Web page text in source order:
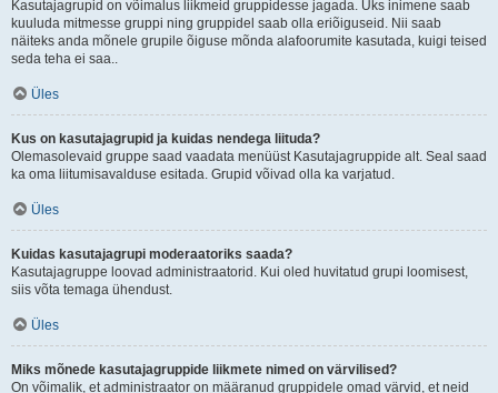
Kasutajagrupid on võimalus liikmeid gruppidesse jagada. Üks inimene saab
kuuluda mitmesse gruppi ning gruppidel saab olla eriõiguseid. Nii saab
näiteks anda mõnele grupile õiguse mõnda alafoorumite kasutada, kuigi teised
seda teha ei saa..
Üles
Kus on kasutajagrupid ja kuidas nendega liituda?
Olemasolevaid gruppe saad vaadata menüüst Kasutajagruppide alt. Seal saad
ka oma liitumisavalduse esitada. Grupid võivad olla ka varjatud.
Üles
Kuidas kasutajagrupi moderaatoriks saada?
Kasutajagruppe loovad administraatorid. Kui oled huvitatud grupi loomisest,
siis võta temaga ühendust.
Üles
Miks mõnede kasutajagruppide liikmete nimed on värvilised?
On võimalik, et administraator on määranud gruppidele omad värvid, et neid